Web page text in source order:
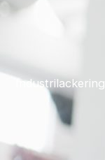
Industrilackering